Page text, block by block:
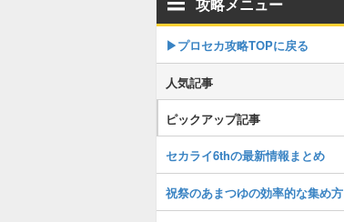
▶︎プロセカ攻略TOPに戻る
人気記事
ピックアップ記事
セカライ6thの最新情報まとめ
祝祭のあまつゆの効率的な集め方